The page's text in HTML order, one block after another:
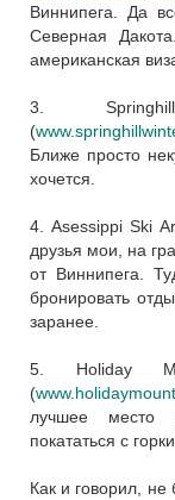
Виннипега. Да
Северная
американская
3.
(
Ближе просто
хочется.
4. Asessippi Ski
друзья мои, на
от Виннипега.
бронировать
заранее.
5. Holiday
(
лучшее место
покататься с
Как и говорил, не